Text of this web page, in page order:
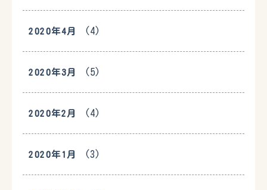
2020年4月 (4)
2020年3月 (5)
2020年2月 (4)
2020年1月 (3)